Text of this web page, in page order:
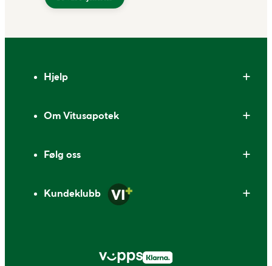
Hjelp
Om Vitusapotek
Følg oss
Kundeklubb